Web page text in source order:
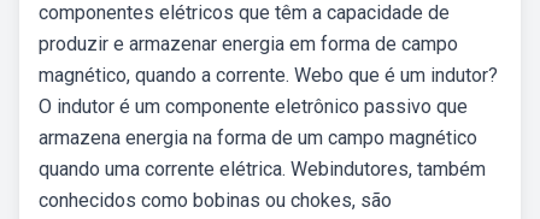
componentes elétricos que têm a capacidade de
produzir e armazenar energia em forma de campo
magnético, quando a corrente. Webo que é um indutor?
O indutor é um componente eletrônico passivo que
armazena energia na forma de um campo magnético
quando uma corrente elétrica. Webindutores, também
conhecidos como bobinas ou chokes, são